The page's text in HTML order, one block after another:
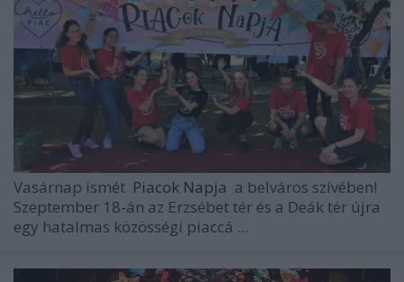
Vasárnap ismét Piacok Napja a belváros szívében!
Szeptember 18-án az Erzsébet tér és a Deák tér újra
egy hatalmas közösségi piaccá ...